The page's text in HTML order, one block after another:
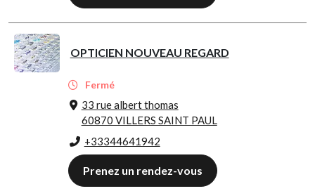
OPTICIEN NOUVEAU REGARD
Fermé
33 rue albert thomas
60870 VILLERS SAINT PAUL
+33344641942
Prenez un rendez-vous